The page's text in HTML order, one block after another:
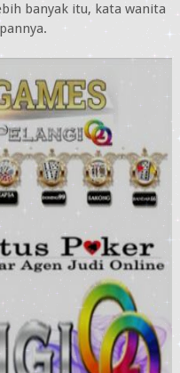
banyak itu, kata wanita